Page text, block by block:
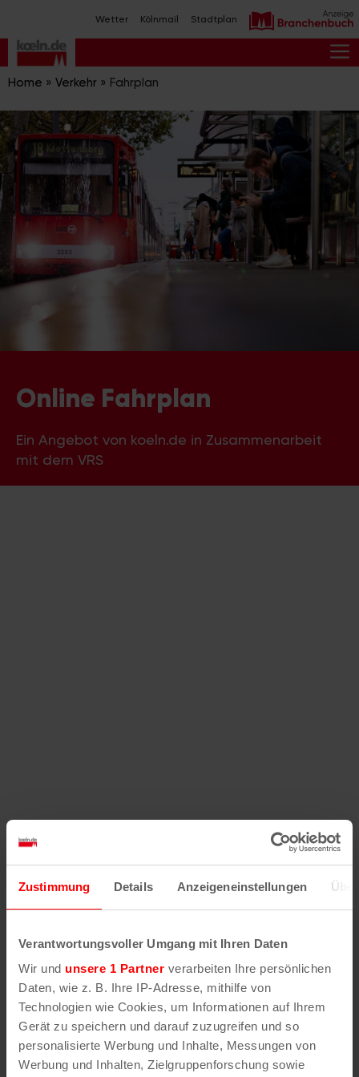
Zustimmung Details Anzeigeneinstellungen
Verantwortungsvoller Umgang mit Ihren Daten
Wir und unsere 1 Partner verarbeiten Ihre persönlichen
Daten, wie z. B. Ihre IP-Adresse, mithilfe von
Technologien wie Cookies, um Informationen auf Ihrem
Gerät zu speichern und darauf zuzugreifen und so
personalisierte Werbung und Inhalte, Messungen von
Werbung und Inhalten, Zielgruppenforschung sowie
Inhalt
springen
Wetter Kölnmail Stadtplan
Home » Verkehr » Fahrplan
Online Fahrplan
Ein Angebot von koeln.de in Zusammenarbeit
mit dem VRS